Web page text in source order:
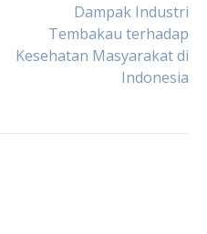
Dampak Industri
Tembakau terhadap
Kesehatan Masyarakat di
Indonesia